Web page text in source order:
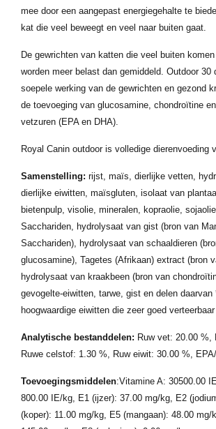
mee door een aangepast energiegehalte te
kat die veel beweegt en veel naar buiten gaat.
De gewrichten van katten die veel buiten
worden meer belast dan gemiddeld. Outdoor 30
soepele werking van de gewrichten en gezond
de toevoeging van glucosamine, chondroïtine
vetzuren (EPA en DHA).
Royal Canin outdoor is volledige dierenvoeding
Samenstelling: rijst, maïs, dierlijke vetten,
dierlijke eiwitten, maïsgluten, isolaat van
bietenpulp, visolie, mineralen, kopraolie,
Sacchariden, hydrolysaat van gist (bron van
Sacchariden), hydrolysaat van schaaldieren
glucosamine), Tagetes (Afrikaan) extract (bron
hydrolysaat van kraakbeen (bron van
gevogelte-eiwitten, tarwe, gist en delen daarvan
hoogwaardige eiwitten die zeer goed
Analytische bestanddelen: Ruw vet: 20.00 %,
Ruwe celstof: 1.30 %, Ruw eiwit: 30.00 %,
Toevoegingsmiddelen:Vitamine A: 30500.00
800.00 IE/kg, E1 (ijzer): 37.00 mg/kg, E2
(koper): 11.00 mg/kg, E5 (mangaan): 48.00 mg/